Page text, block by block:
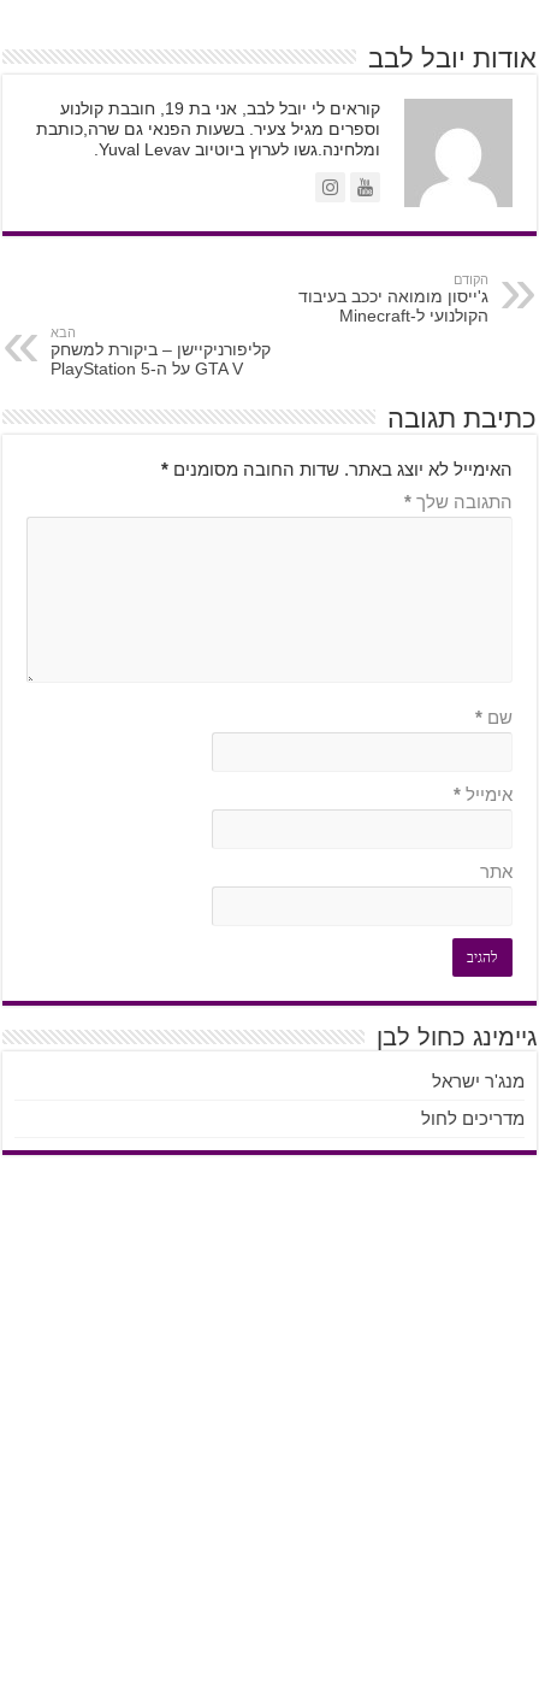
אודות יובל לבב
קוראים לי יובל לבב, אני בת 19, חובבת קולנוע
וספרים מגיל צעיר. בשעות הפנאי גם שרה,כותבת
ומלחינה.גשו לערוץ ביוטיוב Yuval Levav.
הקודם
ג'ייסון מומואה יככב בעיבוד
הקולנועי ל-Minecraft
הבא
קליפורניקיישן – ביקורת למשחק
GTA V על ה-PlayStation 5
כתיבת תגובה
האימייל לא יוצג באתר. שדות החובה מסומנים *
התגובה שלך *
שם *
אימייל *
אתר
גיימינג כחול לבן
מנג'ר ישראל
מדריכים לחול